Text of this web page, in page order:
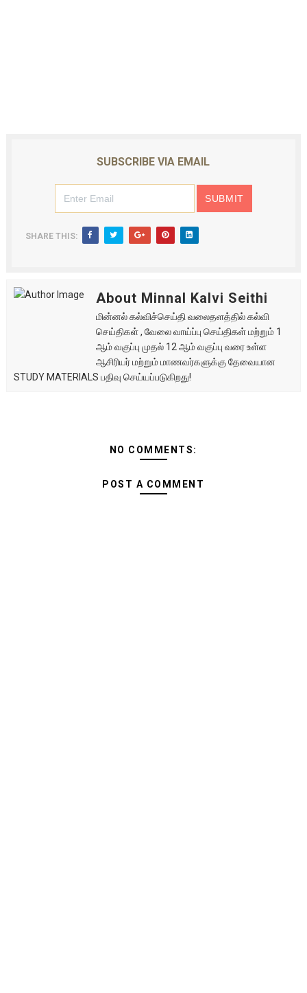
SUBSCRIBE VIA EMAIL
SHARE THIS:
About Minnal Kalvi Seithi
மின்னல் கல்விச்செய்தி வலைதளத்தில் கல்வி
செய்திகள் , வேலை வாய்ப்பு செய்திகள் மற்றும் 1
ஆம் வகுப்பு முதல் 12 ஆம் வகுப்பு வரை உள்ள
ஆசிரியர் மற்றும் மாணவர்களுக்கு தேவையான
STUDY MATERIALS பதிவு செய்யப்படுகிறது!
NO COMMENTS:
POST A COMMENT